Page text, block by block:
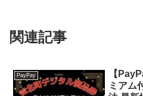
関連記事
PayPay
【
ミアム